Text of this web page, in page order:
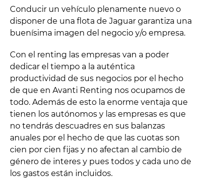
Conducir un vehículo plenamente nuevo o
disponer de una flota de Jaguar garantiza una
buenísima imagen del negocio y/o empresa.
Con el renting las empresas van a poder
dedicar el tiempo a la auténtica
productividad de sus negocios por el hecho
de que en Avanti Renting nos ocupamos de
todo. Además de esto la enorme ventaja que
tienen los autónomos y las empresas es que
no tendrás descuadres en sus balanzas
anuales por el hecho de que las cuotas son
cien por cien fijas y no afectan al cambio de
género de interes y pues todos y cada uno de
los gastos están incluidos.